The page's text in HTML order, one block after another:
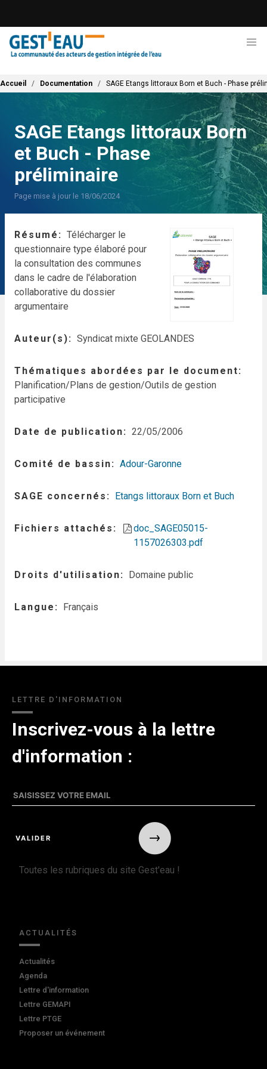
contenu
principal
Fil d'Ariane
Accueil Documentation SAGE Etangs littoraux Born et Buch - Phase
SAGE Etangs littoraux Born
et Buch - Phase
préliminaire
Page mise à jour le 18/06/2024
Résumé
Télécharger le
questionnaire type élaboré pour
la consultation des communes
dans le cadre de l'élaboration
collaborative du dossier
argumentaire
Auteur(s) Syndicat mixte GEOLANDES
Thématiques abordées par le document
Planification/Plans de gestion/Outils de gestion
participative
Date de publication 22/05/2006
Comité de bassin Adour-Garonne
SAGE concernés Etangs littoraux Born et Buch
Fichiers attachés
doc_SAGE05015-
1157026303.pdf
Droits d'utilisation Domaine public
Langue Français
LETTRE D'INFORMATION
Inscrivez-vous à la lettre
d'information :
Toutes les rubriques du site Gest'eau !
ACTUALITÉS
Actualités
Agenda
Lettre d'information
Lettre GEMAPI
Lettre PTGE
Proposer un événement